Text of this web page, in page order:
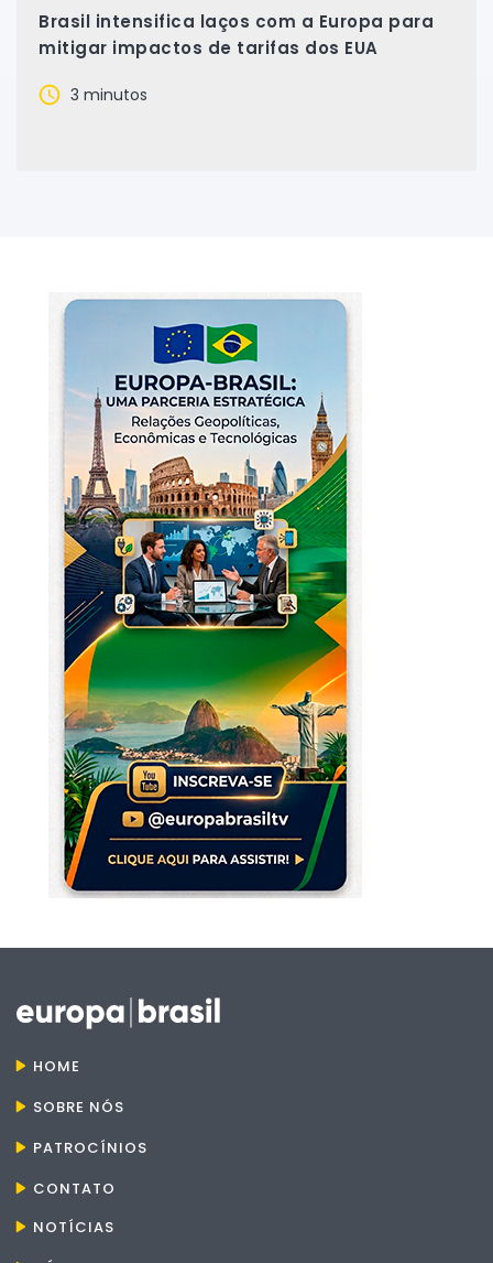
Brasil intensifica laços com a Europa para
mitigar impactos de tarifas dos EUA
3 minutos
HOME
SOBRE NÓS
PATROCÍNIOS
CONTATO
NOTÍCIAS